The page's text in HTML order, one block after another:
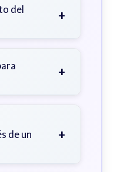
facturas
trabajo y
del
+
para evitar
su
+
para
de un
+